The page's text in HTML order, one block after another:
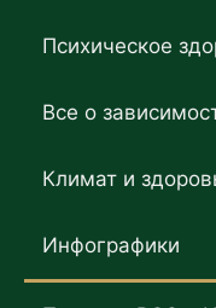
Психическое
Все о
Климат и
Инфографики